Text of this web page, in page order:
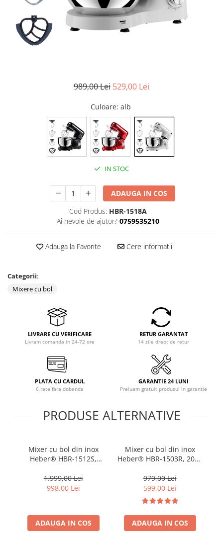
Accesorii mori electrice
Batoze de porumb
Zdrobitoare struguri, fructe si
legume
Motoare electrice
Motoare termice
Scule si Unelte Electrice
Baterii de bucatarie
Betoniere si vibratoare beton
Accesorii beton
Generatoare
Produse uz casnic
Seminee electrice
Convectoare si aeroterme electrice
989,00 Lei 529,00 Lei
Culoare: alb
IN STOC
ADAUGA IN COS
Cod Produs: HBR-1518A
Ai nevoie de ajutor? 0759535210
Adauga la Favorite Cere informatii
Categorii:
Mixere cu bol
LIVRARE CU VERIFICARE
Livram comanda in 24-72 ore
RETUR GARANTAT
14 zile drept de retur
PLATA CU CARDUL
6 rate fara dobanda
GARANTIE 24 LUNI
Preluam gratuit produsul in garantie
PRODUSE ALTERNATIVE
Mixer cu bol din inox
Heber® HBR-1512S,
10 Viteze, Functie Pulse,
Oprire automata, Miscare
3 accesorii incluse Gri
1.999,00 Lei
998,00 Lei
ADAUGA IN COS
Mixer cu bol din inox
Heber® HBR-1503R, 2000
Bol 6.2 L inox, 6 Viteze,
Functie Pulse, Miscare
eliptica, Rosu
979,00 Lei
599,00 Lei
ADAUGA IN COS